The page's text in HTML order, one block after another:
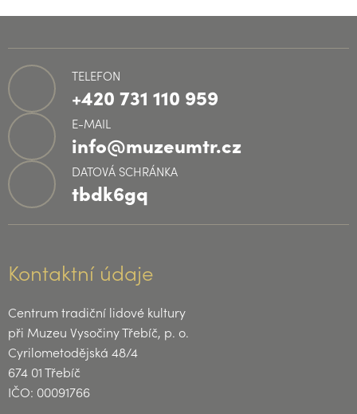
TELEFON
+420 731 110 959
E-MAIL
info@muzeumtr.cz
DATOVÁ SCHRÁNKA
tbdk6gq
Kontaktní údaje
Centrum tradiční lidové kultury
při Muzeu Vysočiny Třebíč, p. o.
Cyrilometodějská 48/4
674 01 Třebíč
IČO: 00091766